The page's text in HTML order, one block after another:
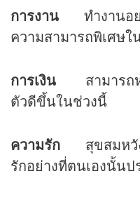
การงาน ทำงานอย่
ความสามารถพิเศษใ
การเงิน สามารถห
ตัวดีขึ้นในช่วงนี้
ความรัก สุขสมหวัง
รักอย่างที่ตนเองนั้นป